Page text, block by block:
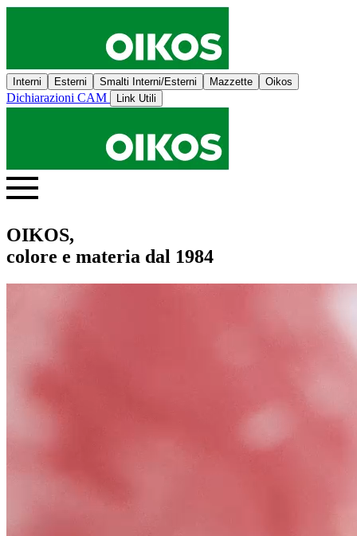
Interni Esterni Smalti Interni/Esterni Mazzette Oikos
Dichiarazioni CAM Link Utili
OIKOS,
colore e materia dal 1984